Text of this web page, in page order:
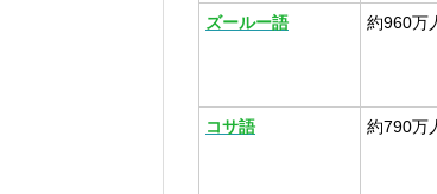
ズールー語 約960万
コサ語 約790万